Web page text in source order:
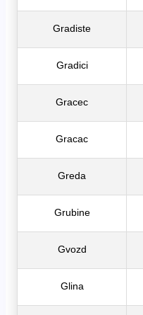
Gradiste
Gradici
Gracec
Gracac
Greda
Grubine
Gvozd
Glina